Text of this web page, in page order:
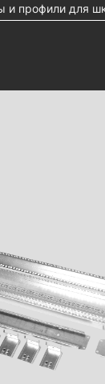
профили для